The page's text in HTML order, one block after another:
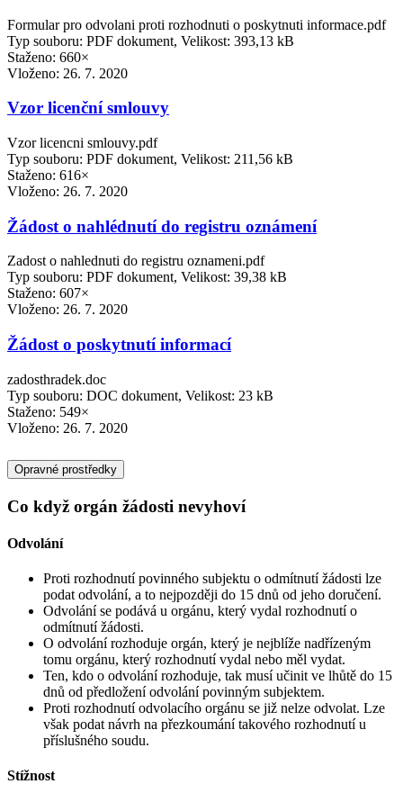
Formular pro odvolani proti rozhodnuti o poskytnuti informace.pdf
Typ souboru: PDF dokument, Velikost: 393,13 kB
Staženo: 660×
Vloženo: 26. 7. 2020
Vzor licenční smlouvy
Vzor licencni smlouvy.pdf
Typ souboru: PDF dokument, Velikost: 211,56 kB
Staženo: 616×
Vloženo: 26. 7. 2020
Žádost o nahlédnutí do registru oznámení
Zadost o nahlednuti do registru oznameni.pdf
Typ souboru: PDF dokument, Velikost: 39,38 kB
Staženo: 607×
Vloženo: 26. 7. 2020
Žádost o poskytnutí informací
zadosthradek.doc
Typ souboru: DOC dokument, Velikost: 23 kB
Staženo: 549×
Vloženo: 26. 7. 2020
Opravné prostředky
Co když orgán žádosti nevyhoví
Odvolání
Proti rozhodnutí povinného subjektu o odmítnutí žádosti lze
podat odvolání, a to nejpozději do 15 dnů od jeho doručení.
Odvolání se podává u orgánu, který vydal rozhodnutí o
odmítnutí žádosti.
O odvolání rozhoduje orgán, který je nejblíže nadřízeným
tomu orgánu, který rozhodnutí vydal nebo měl vydat.
Ten, kdo o odvolání rozhoduje, tak musí učinit ve lhůtě do 15
dnů od předložení odvolání povinným subjektem.
Proti rozhodnutí odvolacího orgánu se již nelze odvolat. Lze
však podat návrh na přezkoumání takového rozhodnutí u
příslušného soudu.
Stížnost